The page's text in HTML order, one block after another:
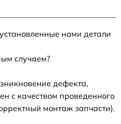
нами детали
случаем?
дефекта,
с качеством проведенного
монтаж запчасти).